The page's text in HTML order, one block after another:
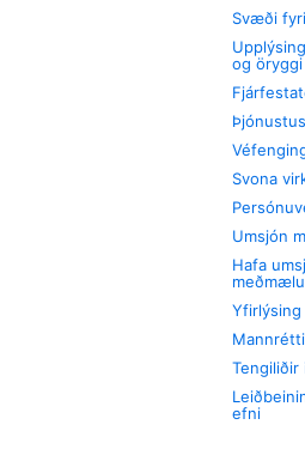
Svæði
og öryggi
Svona
Umsjón
Hafa
efni